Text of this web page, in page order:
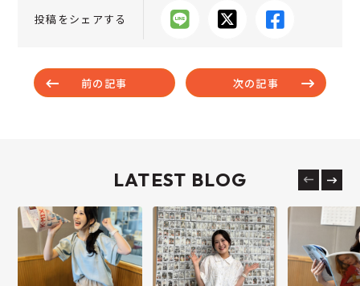
投稿をシェアする
前の記事 次の記事
LATEST BLOG